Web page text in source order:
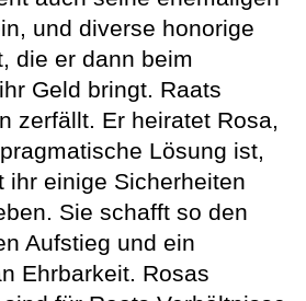
und diverse honorige
die er dann beim
Geld bringt. Raats
zerfällt. Er heiratet Rosa,
Lösung ist,
ihr einige Sicherheiten
Sie schafft so den
Aufstieg und ein
Ehrbarkeit. Rosas